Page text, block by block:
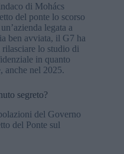
di Mohács
del ponte lo scorso
legata a
ben avviata, il G7 ha
lo studio di
in quanto
anche nel 2025.
segreto?
del Governo
del Ponte sul